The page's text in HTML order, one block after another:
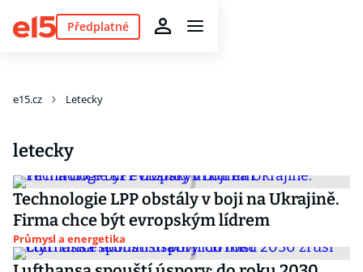
Předplatné
e15.cz Letecky
letecky
Technologie LPP obstály v boji na Ukrajině.
Firma chce být evropským lídrem
Průmysl a energetika